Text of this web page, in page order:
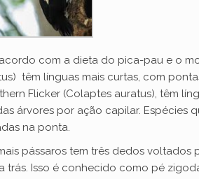
com a dieta do pica-pau e o
têm línguas mais curtas, com
Flicker (Colaptes auratus), têm
árvores por ação capilar. Espécies
na ponta.
pássaros tem três dedos
trás. Isso é conhecido como pé